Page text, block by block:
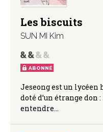
Les biscuits
SUN MI Kim
ABONNÉ
Jeseong est un
doté d’un étrange don
entendre…